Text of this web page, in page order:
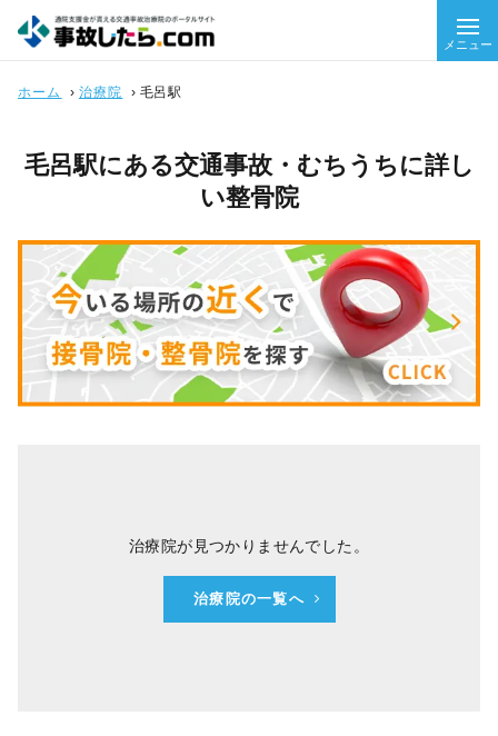
メニュー
ホーム › 治療院 › 毛呂駅
毛呂駅にある交通事故・むちうちに詳し
い整骨院
治療院が見つかりませんでした。
治療院の一覧へ